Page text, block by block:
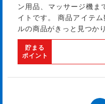
ン用品、マッサージ機ま
イトです。 商品アイテ
ルの商品がきっと見つか
貯まる
ポイント